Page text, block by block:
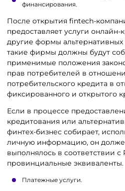
финансирования.
После открытия fintech-
предоставляет услуги
другие формы альтернативных
такие фирмы должны будут
применимые положения
прав потребителей в
потребительского кредита в
фиксированного и открытого
Если в процессе
кредитования или
финтех-бизнес собирает,
личную информацию, он
выполнялось в соответствии с
провинциальные эквиваленты.
Платежные услуги.